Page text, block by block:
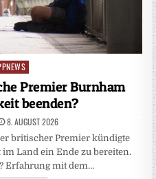
Premier Burnham
beenden?
8. AUGUST 2026
britischer Premier kündigte
Land ein Ende zu bereiten.
Erfahrung mit dem…